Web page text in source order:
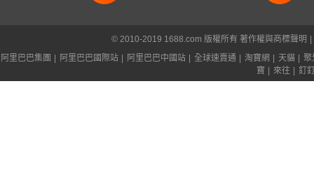
© 2010-2019 1688.com 版權所有 著作權與商標聲明
阿里巴巴集團
阿里巴巴國際站 阿里巴巴中國站 全球速賣通 淘寶網 天貓
聚
寶
來往 釘